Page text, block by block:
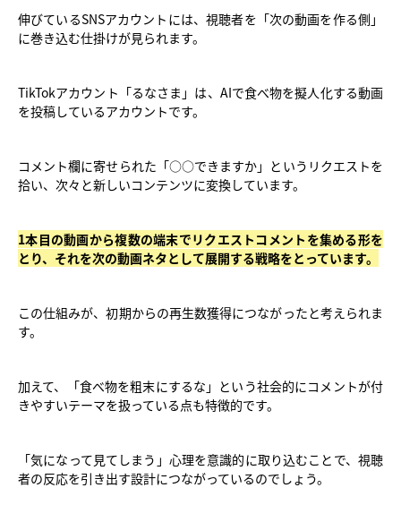
伸びているSNSアカウントには、視聴者を「次の動画を作る側」
に巻き込む仕掛けが見られます。
TikTokアカウント「るなさま」は、AIで食べ物を擬人化する動画
を投稿しているアカウントです。
コメント欄に寄せられた「○○できますか」というリクエストを
拾い、次々と新しいコンテンツに変換しています。
1本目の動画から複数の端末でリクエストコメントを集める形を
とり、それを次の動画ネタとして展開する戦略をとっています。
この仕組みが、初期からの再生数獲得につながったと考えられま
す。
加えて、「食べ物を粗末にするな」という社会的にコメントが付
きやすいテーマを扱っている点も特徴的です。
「気になって見てしまう」心理を意識的に取り込むことで、視聴
者の反応を引き出す設計につながっているのでしょう。